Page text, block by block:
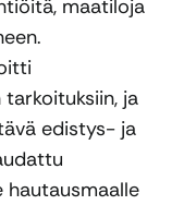
maatiloja
ja
edistys- ja
hautausmaalle